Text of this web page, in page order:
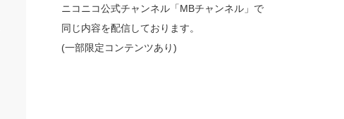
ニコニコ公式チャンネル「MBチャンネル」で
同じ内容を配信しております。
(一部限定コンテンツあり)